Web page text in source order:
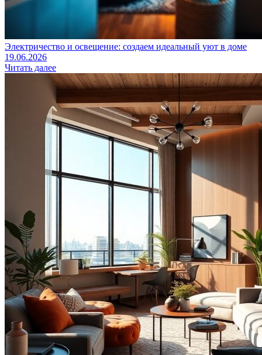
Электричество и освещение: создаем идеальный уют в доме
19.06.2026
Читать далее